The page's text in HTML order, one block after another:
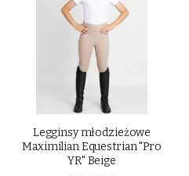
Legginsy młodzieżowe
Maximilian Equestrian "Pro
YR" Beige